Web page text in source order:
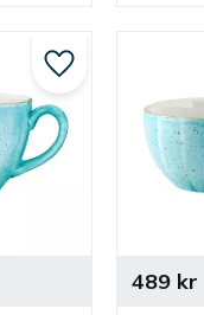
Lägg till i favoriter
489 kr